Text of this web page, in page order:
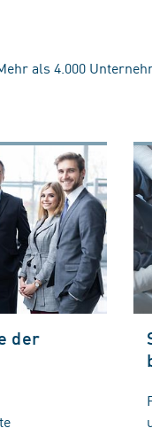
als 4.000
der